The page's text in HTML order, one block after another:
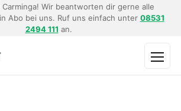
Carminga! Wir beantworten dir gerne alle
Abo bei uns. Ruf uns einfach unter 08531
2494 111 an.